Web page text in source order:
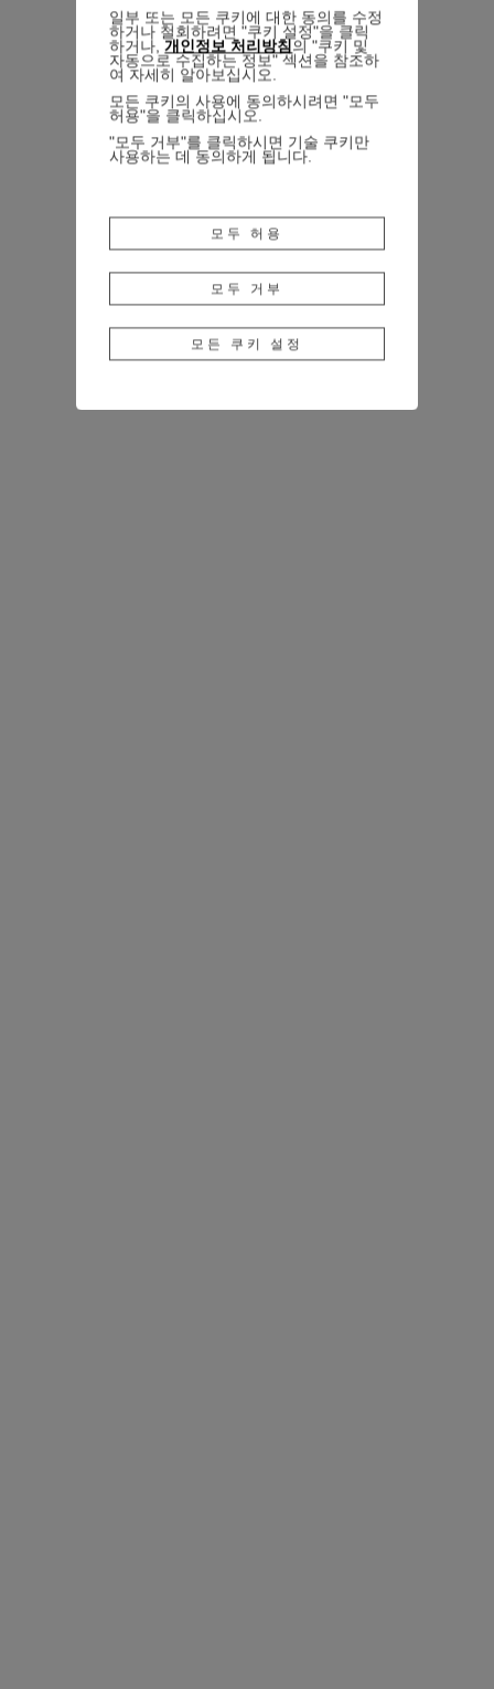
일부 또는 모든 쿠키에 대한 동의를 수정
하거나 철회하려면 "쿠키 설정"을 클릭
하거나,개인정보 처리방침 의 "쿠키 및
자동으로 수집하는 정보" 섹션을 참조하
여 자세히 알아보십시오.
모든 쿠키의 사용에 동의하시려면 "모두
허용"을 클릭하십시오.
"모두 거부"를 클릭하시면 기술 쿠키만
사용하는 데 동의하게 됩니다.
모두 허용
모두 거부
모든 쿠키 설정